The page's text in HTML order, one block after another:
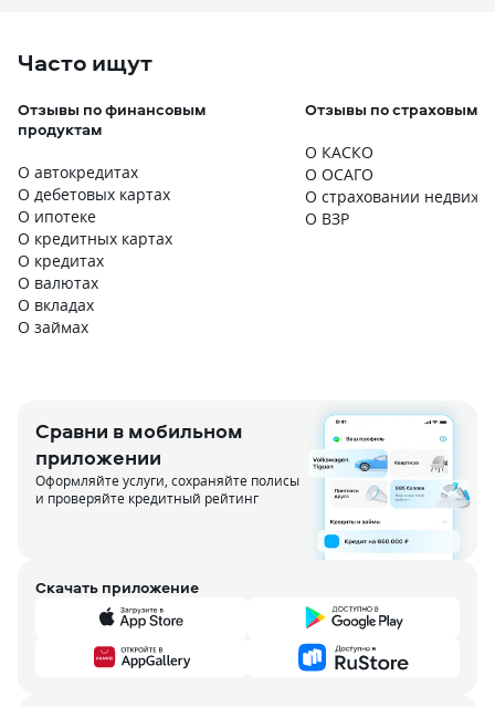
Часто ищут
Отзывы по финансовым
продуктам
О автокредитах
О дебетовых картах
О ипотеке
О кредитных картах
О кредитах
О валютах
О вкладах
О займах
Отзывы по страховым
О КАСКО
О ОСАГО
О страховании
О ВЗР
Сравни в мобильном
приложении
Оформляйте услуги, сохраняйте полисы
и проверяйте кредитный рейтинг
Скачать приложение